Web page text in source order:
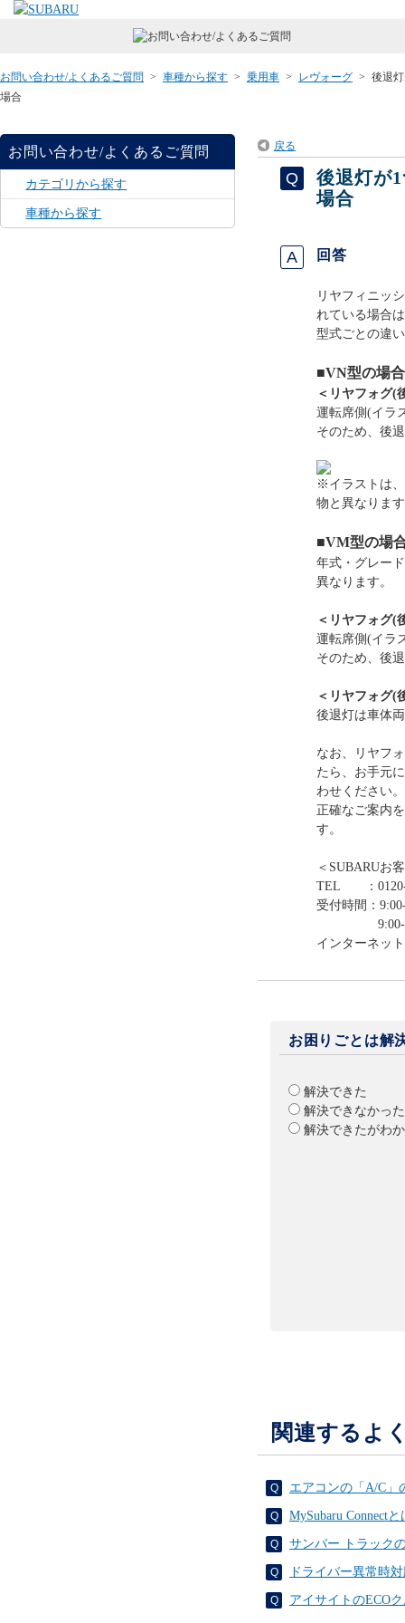
お問い合わせ/よくあるご質問 > 車種から探す > 乗用車 > レヴォーグ > 後退
場合
お問い合わせ/よくあるご質問
カテゴリから探す
車種から探す
戻る
後退灯が
場合
回答
リヤフィニッ
れている場合
型式ごとの違
■VN型の場合
＜リヤフォグ(
運転席側(イラ
そのため、後
※イラストは
物と異なりま
■VM型の場
年式・グレー
異なります。
＜リヤフォグ(
運転席側(イラ
そのため、後
＜リヤフォグ(
後退灯は車体
なお、リヤフ
たら、お手元
わせください。
正確なご案内
す。
＜SUBARUお
TEL ：0120-
受付時間：
9:00-12:00
インターネッ
お困りごとは解
解決できた
解決できなかった
解決できたがわ
関連するよ
エアコンの「A/C」
MySubaru Connect
サンバー トラック
ドライバー異常時
アイサイトのECO